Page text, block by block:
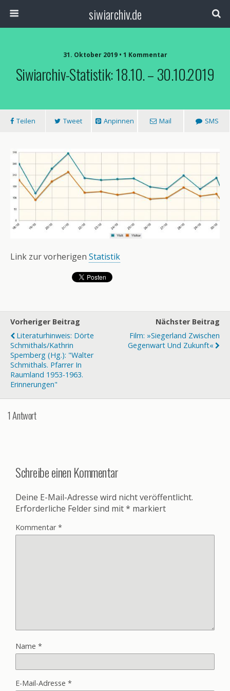
siwiarchiv.de
31. Oktober 2019 • 1 Kommentar
Siwiarchiv-Statistik: 18.10. – 30.10.2019
Teilen Tweet Anpinnen Mail SMS
Link zur vorherigen Statistik
Vorheriger Beitrag
Literaturhinweis: Dörte
Schmithals/Kathrin
Spemberg (Hg.): "Walter
Schmithals. Pfarrer In
Raumland 1953-1963.
Erinnerungen"
Nächster Beitrag
Film: »Siegerland Zwischen
Gegenwart Und Zukunft«
1 Antwort
Schreibe einen Kommentar
Deine E-Mail-Adresse wird nicht veröffentlicht.
Erforderliche Felder sind mit* markiert
Kommentar*
Name *
E-Mail-Adresse *